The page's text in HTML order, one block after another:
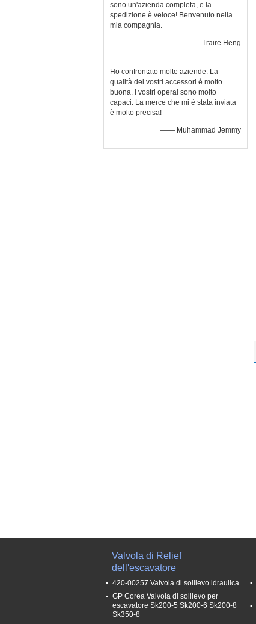
sono un'azienda completa, e la
spedizione è veloce! Benvenuto nella
mia compagnia.
—— Traire Heng
Ho confrontato molte aziende. La
qualità dei vostri accessori è molto
buona. I vostri operai sono molto
capaci. La merce che mi è stata inviata
è molto precisa!
—— Muhammad Jemmy
Valvola di Relief
dell'escavatore
420-00257 Valvola di sollievo idraulica
GP Corea Valvola di sollievo per
escavatore Sk200-5 Sk200-6 Sk200-8
Sk350-8